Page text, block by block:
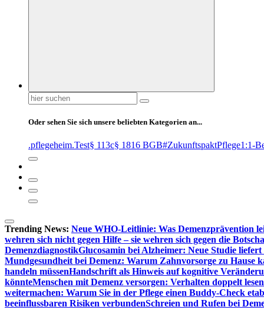
Suchen
nach:
Oder sehen Sie sich unsere beliebten Kategorien an...
.pflegeheim.Test§ 113c§ 1816 BGB#ZukunftspaktPflege1:1-
Trending News: Neue WHO-Leitlinie: Was Demenzprävention
wehren sich nicht gegen Hilfe – sie wehren sich gegen die
DemenzdiagnostikGlucosamin bei Alzheimer: Neue Studie
Mundgesundheit bei Demenz: Warum Zahnvorsorge zu Hause
handeln müssenHandschrift als Hinweis auf kognitive
könnteMenschen mit Demenz versorgen: Verhalten doppelt lesen
weitermachen: Warum Sie in der Pflege einen Buddy-Check
beeinflussbaren Risiken verbundenSchreien und Rufen bei